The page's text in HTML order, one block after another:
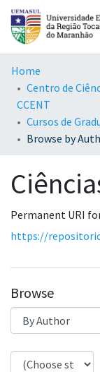
Communities &
All of DSpace
Home
Centro de
CCENT
Cursos de
Browse by
Permanent URI
https://
Browse
Browsing